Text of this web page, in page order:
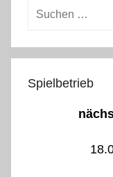
Suchen
Spielbetrieb